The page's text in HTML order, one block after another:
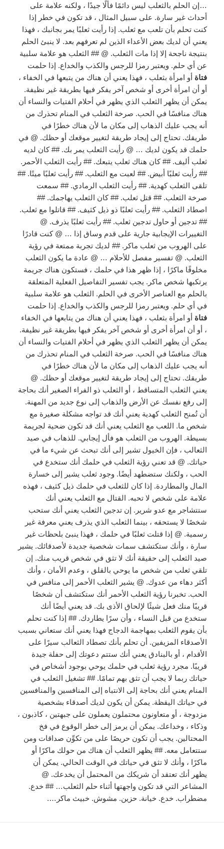
…إن الحلم بالثعلب ليس دائمًا فألًا جيدًا ، ولكنه علامة على
أحداث غير سارة. على سبيل المثال ، قد تكون في خطر إذا
كنت تحلم بأن تلعب مع ثعلب. إذا رأيت ثعلبًا يمر بجانبك ، فهذا
يعني أن لديك بعض الأعداء الذين لم تعرفهم بعد. لا ينبئ الحلم
بنتيجة ناجحة إلا إذا مات الثعلب. @ ## الثعلب هو علامة سلبية
عن أي حلم. ويعتبر رمزا للرجس والكذب والخداع. إذا حلمت
فتاة أو امرأة بثعلب ، فهذا يعني أن هناك من يتبعها في الخفاء ،
أو أن امرأة أخرى أو شخص آخر يفكر فيها بطريقة غير نظيفة.
يمكن أن يظهر الثعلب الذي يظهر في أحلام الفتيات والنساء أن
هناك منافسًا في الحب. صرخة الثعلب في المنام تحذرك من
أنه يجب عليك الذهاب إلى مكان ما لأن هناك خطرًا في
طريقك. تحتاج إلى إيجاد طريقة لتغيير موقعك أو حظك. @ في
حلمك قد يكون لديك … @ رأيت الثعلب يمر بك. ## كان لديه
ثعلب أليف. ## كان هناك ثعلب يتبعك. ## رأيت الثعلب الأحمر.
## رأيت ثعلبًا أبيض. ## لعبت مع الثعلب. ## رأيت ثعلبًا ميتًا. ##
تلقى الثعلب كهدية. ## رأيت الثعلب الرمادي. ## سمعت
صرخة الثعلب. ## قتل ثعلب. ## كان الثعلب يهاجمك. ##
اصطاد الثعلب. ## رأيت ثعلبًا ذو ذيل كثيف. ## قاتلوا مع ثعلب.
## تدجين أو حاول تدجين ثعلب. ## رأيت ثعلبًا يذرف. @
التغييرات الإيجابية جارية على قدم وساق إذا … @ كنت قادرًا
على الهروب من ثعلب ماكر. ## لديك تجربة ممتعة في رؤية
الثعلب. @ تفسير مفصل للأحلام … @ عادة ما يكون الثعلب
مخلوقًا ماكرًا ، إذا ظهر هذا في حلمك ، فستكون هناك جريمة
يرتكبها شخص ماكر. يجب تفسير التفاصيل الفعلية المتعلقة
بالحلم مع العناصر الأخرى في الحلم. الثعلب هو علامة سلبية
في أي حلم. ويعتبر رمزا للرجس والكذب والخداع. إذا حلمت
فتاة أو امرأة بثعلب ، فهذا يعني أن هناك من يتابعها في الخفاء
، أو أن امرأة أخرى أو شخص آخر يفكر فيها بطريقة غير نظيفة.
يمكن أن يظهر الثعلب الذي يظهر في أحلام الفتيات والنساء أن
هناك منافسًا في الحب. صرخة الثعلب في المنام تحذرك من
أنه يجب عليك الذهاب إلى مكان ما لأن هناك خطرًا في
طريقك. تحتاج إلى إيجاد طريقة لتغيير موقعك أو حظك. @
يعني الثعلب المتساقط ، أو الثعلب ذو الفراء الصغير أنك بحاجة
إلى رفع نفسك عن الأرض والذهاب إلى نوع جديد من المهنة.
أن تُمنح الثعلب كهدية يعني أنك قد تواجه مشكلة صغيرة مع
شخص ما. اللعب مع الثعلب يعني أنك قد تكون ضحية لجريمة
بسيطة. الهروب من الثعلب هو فأل إيجابي. للذهاب في صيد
الثعالب ، فإن الخيول تشير إلى أنك تبحث عن شيء ما في
حياتك. @ قد تعني رؤية الثعلب في حلمك أنك ستخدع في
الحب ، ولكنك ستضطهد أيضًا. وجود ثعلب يشير إلى خسارة
المال والمطاردة. إذا كان للثعلب في حلمك ذيل كثيف ، فهذه
علامة على شخص لا تحبه. القتال مع الثعلب يعني أنك
ستتشاجر مع عدو شرير. إن تدجين الثعلب يعني أنك ستحب
شخصًا لا يستحقه ، بينما الثعلب الذي يذرف يعني معرفة غير
رسمية. @ إذا قتلت ثعلبًا في حلمك ، فهذا ينبئ بلحظات غير
سارة ، وأنك ستكتشف سمات شخصية جديدة لأصدقائك. يشير
صيد الثعلب إلى حقيقة أنك لا تثق في شخص قريب منك. إن
تلقي ثعلب من شخص ما يوحي بالقلق ، وعدم الأمان ، وأنك
أكثر دهاء من عدوك. @ يشير الثعلب الأحمر إلى منافس في
الحب. تخبرنا رؤية الثعلب الأحمر أنك ستكتشف أن شخصًا
قريبًا منك فعل شيئًا لإلحاق الأذى بك. قد يعني أيضًا أنك
ستخدع من قبل النساء ، وأن سرًا يطاردك. ## إذا كنت تحلم
بأن يقوم الثعلب بمهاجمة الدجاج فهذا يعني أنك ستعاني بسبب
الأصدقاء المزيفين. أن تحلم بأنك تصطاد الثعالب سيرًا على
الأقدام ، أو بالبنادق يعني أنك ستتم دعوتك إلى حفلة جيدة
قريبًا. مجرد رؤية ثعلب في حلمك يوحي بوجود أشخاص في
حياتك ربما لا يجب أن تثق بهم تمامًا. ## تشغيل الثعلب في
المنام يعني أنك بحاجة إلى الانتباه إلى المنافسين والمنافسين
في حياتك اليقظة. يمكن أن يكون لديك أصدقاء بشخصية
مزدوجة ، أو متعاونون محتملون يعملون على جبهتين ، كاذبون ،
وذكاء ، وخداعك. يمكن أن يرمز إلى خطر الوقوع في فخ
المحتالين. يجب أن تكون حريصًا على من تكوِّن صداقات ومن
ستتعامل معه. ## يظهر الثعلب أن هناك من حولك ماكرًا أو
ماكرًا ، وأنك لا تثق في حياتك في الوقت الحالي. يمكن أن
يظهر أنك تعتقد أن شريكك من المحتمل أن يخدعك. @
المشاعر التي قد تكون واجهتها أثناء حلم الثعلب… ## خدع.
مضطراب. خدع. خيانة. حزين. مشوش. خبيث ماكر….